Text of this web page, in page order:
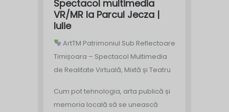
Spectacol multimedia
VR/MR la Parcul Jecza |
Iulie
ArtTM Patrimoniul Sub Reflectoare
Timișoara – Spectacol Multimedia
de Realitate Virtuală, Mixtă și Teatru
Cum pot tehnologia, arta publică și
memoria locală să se unească